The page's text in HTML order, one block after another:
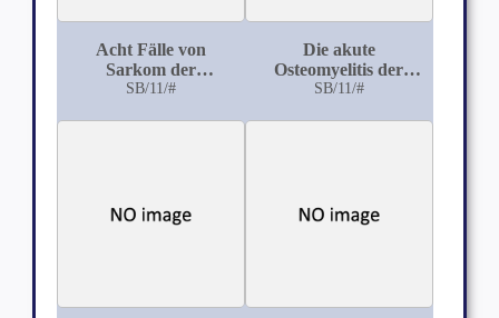
Acht Fälle von
Sarkom der
Extremitäten-
SB/11/#
Die akute
Osteomyelitis der
Wirbelsäule
SB/11/#